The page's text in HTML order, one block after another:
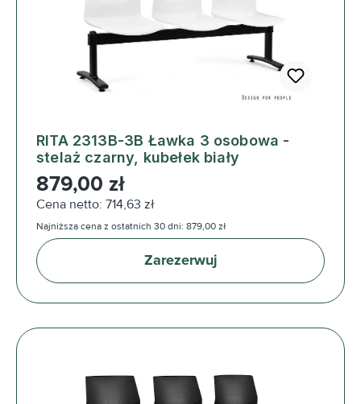
RITA 2313B-3B Ławka 3 osobowa -
stelaż czarny, kubełek biały
Cena regularna:
879,00 zł
Cena netto: 714,63 zł
Najniższa cena z ostatnich 30 dni: 879,00 zł
Zarezerwuj